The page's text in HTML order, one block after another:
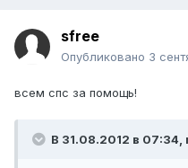
sfree
Опубликовано 3
всем спс за помощь!
В 31.08.2012 в 07:34,